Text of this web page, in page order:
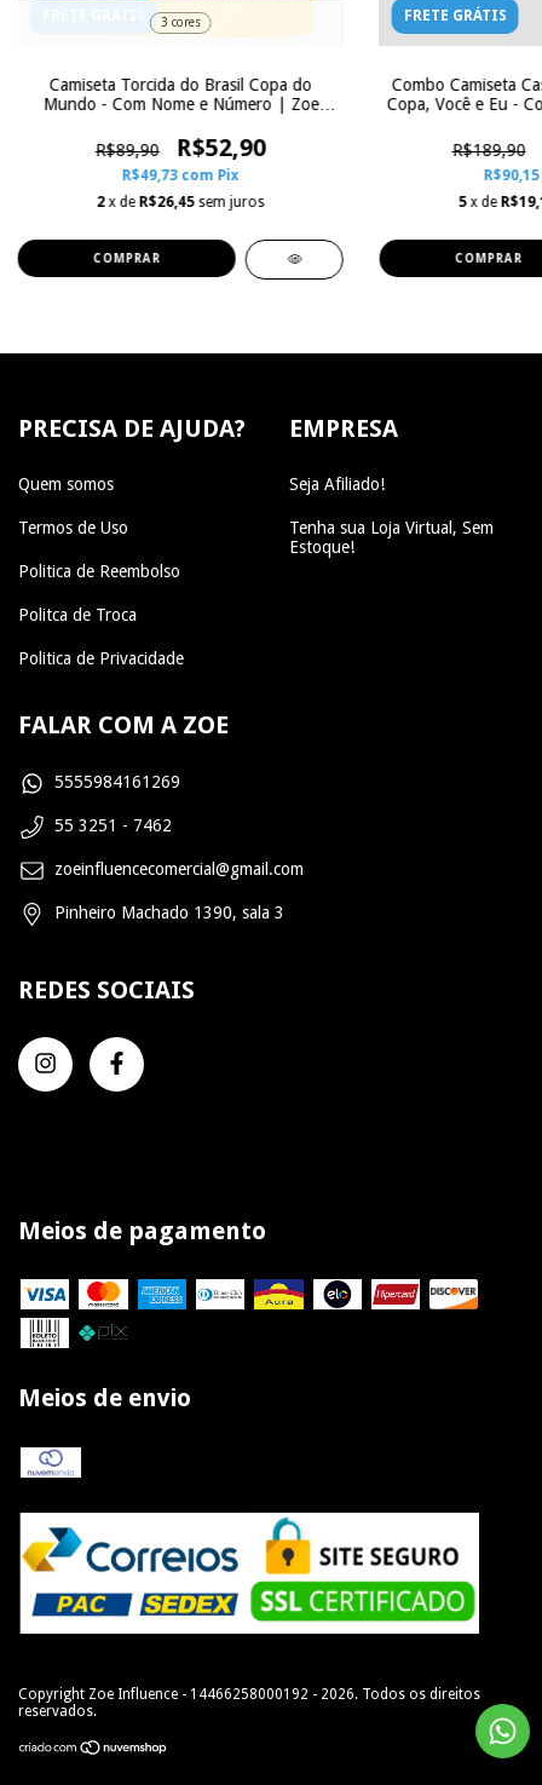
3 cores
Camiseta Torcida do Brasil Copa do
Mundo - Com Nome e Número | Zoe
R$89,90
R$52,90
R$49,73 com Pix
2 x de R$26,45 sem juros
COMPRAR
FRETE GRÁTIS
Combo Camiseta
Copa, Você e Eu -
R$189,90
R$90,15
5 x de
COMPRAR
PRECISA DE AJUDA?
Quem somos
Termos de Uso
Politica de Reembolso
Politca de Troca
Politica de Privacidade
EMPRESA
Seja Afiliado!
Tenha sua Loja Virtual, Sem
Estoque!
FALAR COM A ZOE
5555984161269
55 3251 - 7462
zoeinfluencecomercial@gmail.com
Pinheiro Machado 1390, sala 3
REDES SOCIAIS
Meios de pagamento
Meios de envio
Copyright Zoe Influence - 14466258000192 - 2026. Todos os direitos
reservados.